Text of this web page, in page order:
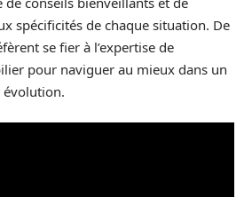
spécificités de chaque situation. De
se fier à l’expertise de
pour naviguer au mieux dans un
évolution.